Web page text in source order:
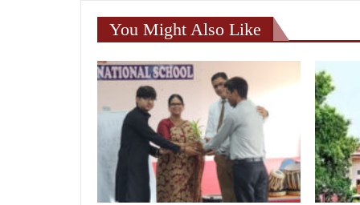
You Might Also Like